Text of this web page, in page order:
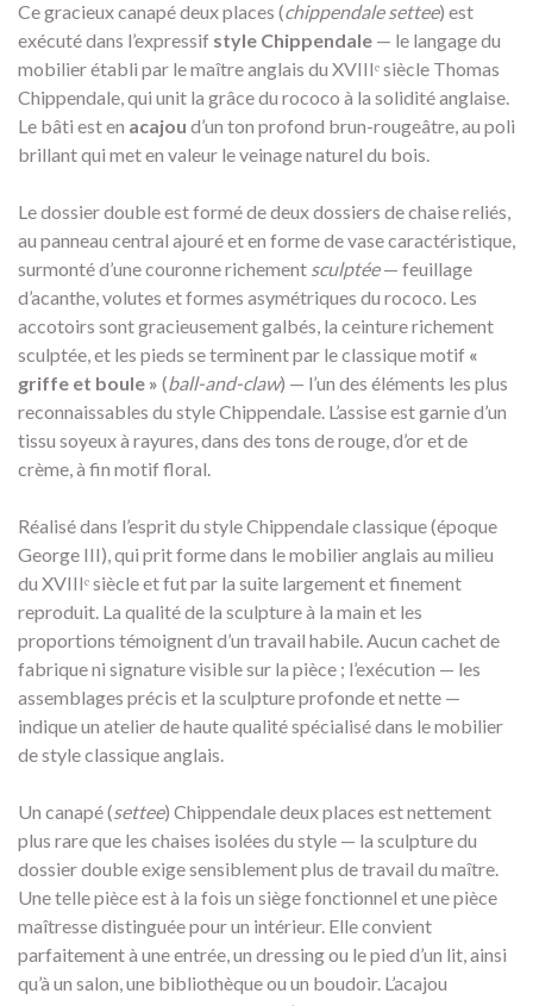
Ce gracieux canapé deux places (chippendale settee) est
exécuté dans l’expressif style Chippendale — le langage du
mobilier établi par le maître anglais du XVIIIᵉ siècle Thomas
Chippendale, qui unit la grâce du rococo à la solidité anglaise.
Le bâti est en acajou d’un ton profond brun-rougeâtre, au poli
brillant qui met en valeur le veinage naturel du bois.
Le dossier double est formé de deux dossiers de chaise reliés,
au panneau central ajouré et en forme de vase caractéristique,
surmonté d’une couronne richement sculptée— feuillage
d’acanthe, volutes et formes asymétriques du rococo. Les
accotoirs sont gracieusement galbés, la ceinture richement
sculptée, et les pieds se terminent par le classique motif «
griffe et boule » (ball-and-claw) — l’un des éléments les plus
reconnaissables du style Chippendale. L’assise est garnie d’un
tissu soyeux à rayures, dans des tons de rouge, d’or et de
crème, à fin motif floral.
Réalisé dans l’esprit du style Chippendale classique (époque
George III), qui prit forme dans le mobilier anglais au milieu
du XVIIIᵉ siècle et fut par la suite largement et finement
reproduit. La qualité de la sculpture à la main et les
proportions témoignent d’un travail habile. Aucun cachet de
fabrique ni signature visible sur la pièce ; l’exécution — les
assemblages précis et la sculpture profonde et nette —
indique un atelier de haute qualité spécialisé dans le mobilier
de style classique anglais.
Un canapé (settee) Chippendale deux places est nettement
plus rare que les chaises isolées du style — la sculpture du
dossier double exige sensiblement plus de travail du maître.
Une telle pièce est à la fois un siège fonctionnel et une pièce
maîtresse distinguée pour un intérieur. Elle convient
parfaitement à une entrée, un dressing ou le pied d’un lit, ainsi
qu’à un salon, une bibliothèque ou un boudoir. L’acajou